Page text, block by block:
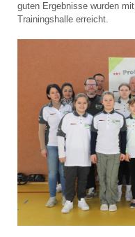
guten Ergebnisse wurden
Trainingshalle erreicht.